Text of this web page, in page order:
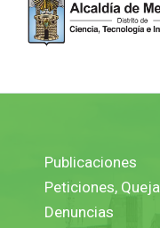
Publicaciones
Peticiones,
Denuncias